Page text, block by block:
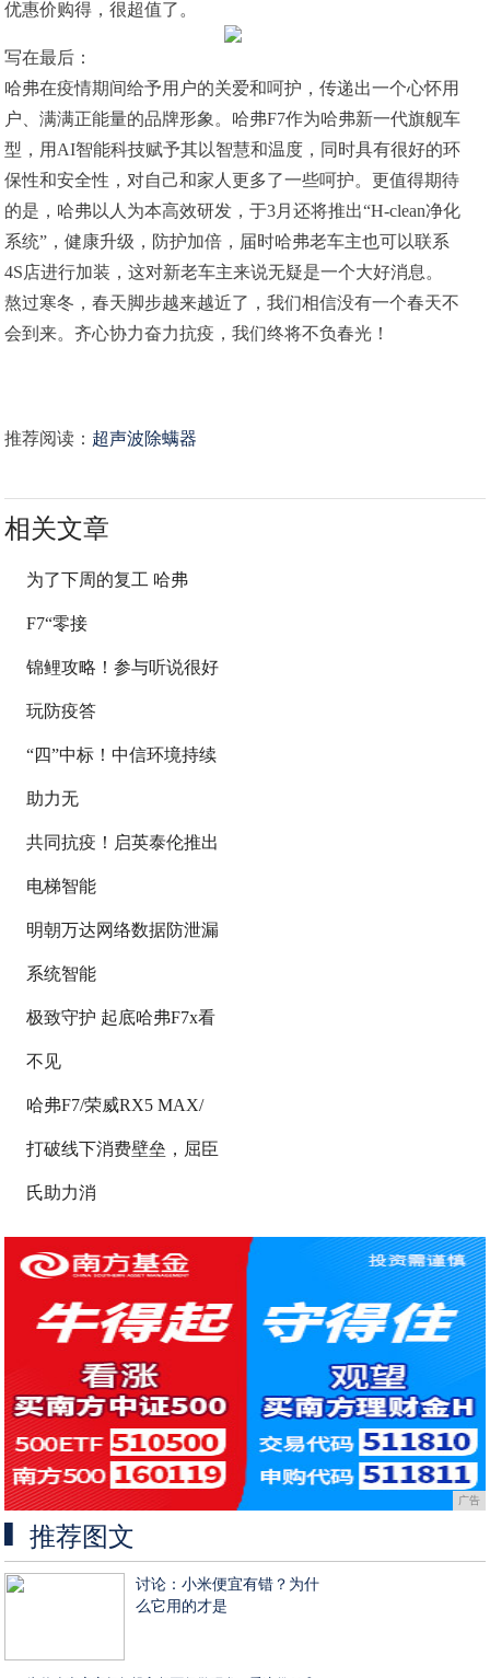
优惠价购得，很超值了。
写在最后：
哈弗在疫情期间给予用户的关爱和呵护，传递出一个心怀用
户、满满正能量的品牌形象。哈弗F7作为哈弗新一代旗舰车
型，用AI智能科技赋予其以智慧和温度，同时具有很好的环
保性和安全性，对自己和家人更多了一些呵护。更值得期待
的是，哈弗以人为本高效研发，于3月还将推出“H-clean净化
系统”，健康升级，防护加倍，届时哈弗老车主也可以联系
4S店进行加装，这对新老车主来说无疑是一个大好消息。
熬过寒冬，春天脚步越来越近了，我们相信没有一个春天不
会到来。齐心协力奋力抗疫，我们终将不负春光！
推荐阅读： 超声波除螨器
相关文章
为了下周的复工 哈弗
F7“零接
锦鲤攻略！参与听说很好
玩防疫答
“四”中标！中信环境持续
助力无
共同抗疫！启英泰伦推出
电梯智能
明朝万达网络数据防泄漏
系统智能
极致守护 起底哈弗F7x看
不见
哈弗F7/荣威RX5 MAX/
打破线下消费壁垒，屈臣
氏助力消
广告
推荐图文
讨论：小米便宜有错？为什
么它用的才是